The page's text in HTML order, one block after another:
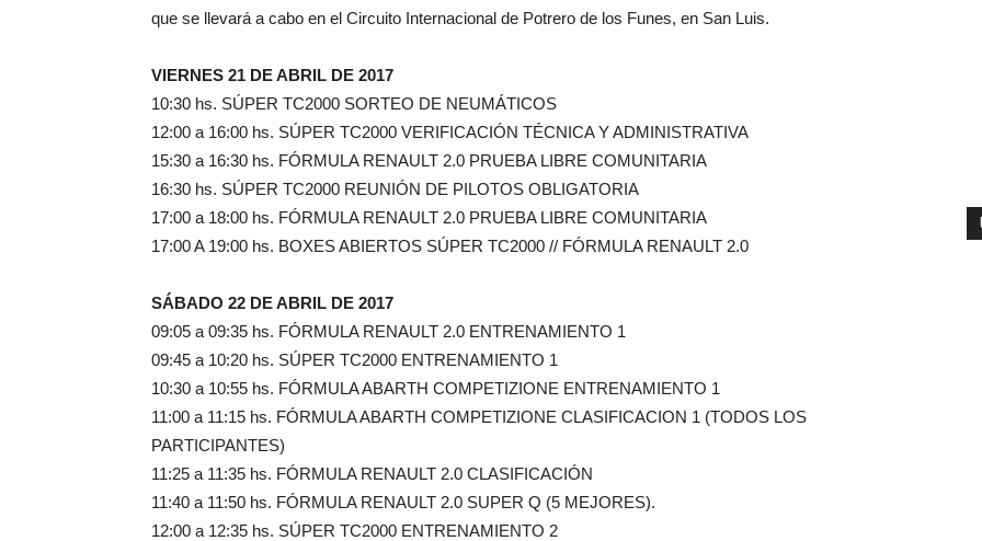
que se llevará a cabo en el Circuito Internacional de Potrero de los Funes, en San Luis.
VIERNES 21 DE ABRIL DE 2017
10:30 hs. SÚPER TC2000 SORTEO DE NEUMÁTICOS
12:00 a 16:00 hs. SÚPER TC2000 VERIFICACIÓN TÉCNICA Y ADMINISTRATIVA
15:30 a 16:30 hs. FÓRMULA RENAULT 2.0 PRUEBA LIBRE COMUNITARIA
16:30 hs. SÚPER TC2000 REUNIÓN DE PILOTOS OBLIGATORIA
17:00 a 18:00 hs. FÓRMULA RENAULT 2.0 PRUEBA LIBRE COMUNITARIA
17:00 A 19:00 hs. BOXES ABIERTOS SÚPER TC2000 // FÓRMULA RENAULT 2.0
SÁBADO 22 DE ABRIL DE 2017
09:05 a 09:35 hs. FÓRMULA RENAULT 2.0 ENTRENAMIENTO 1
09:45 a 10:20 hs. SÚPER TC2000 ENTRENAMIENTO 1
10:30 a 10:55 hs. FÓRMULA ABARTH COMPETIZIONE ENTRENAMIENTO 1
11:00 a 11:15 hs. FÓRMULA ABARTH COMPETIZIONE CLASIFICACION 1 (TODOS LOS
PARTICIPANTES)
11:25 a 11:35 hs. FÓRMULA RENAULT 2.0 CLASIFICACIÓN
11:40 a 11:50 hs. FÓRMULA RENAULT 2.0 SUPER Q (5 MEJORES).
12:00 a 12:35 hs. SÚPER TC2000 ENTRENAMIENTO 2